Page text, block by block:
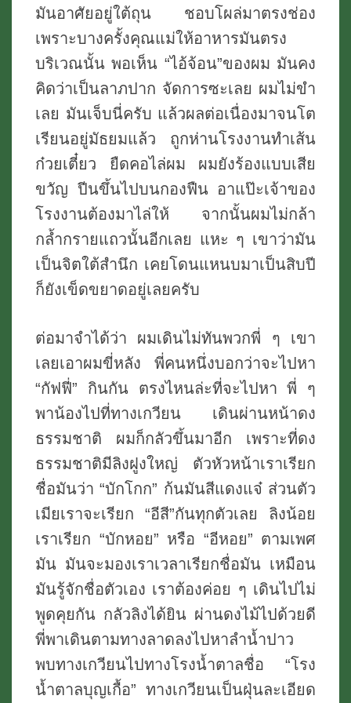
มันอาศัยอยู่ใต้ถุน ชอบโผล่มาตรงช่อง
เพราะบางครั้งคุณแม่ให้อาหารมันตรง
บริเวณนั้น พอเห็น “ไอ้จ้อน”ของผม มันคง
คิดว่าเป็นลาภปาก จัดการซะเลย ผมไม่ขำ
เลย มันเจ็บนี่ครับ แล้วผลต่อเนื่องมาจนโต
เรียนอยู่มัธยมแล้ว ถูกห่านโรงงานทำเส้น
ก๋วยเตี๋ยว ยืดคอไล่ผม ผมยังร้องแบบเสีย
ขวัญ ปีนขึ้นไปบนกองฟืน อาแป๊ะเจ้าของ
โรงงานต้องมาไล่ให้ จากนั้นผมไม่กล้า
กล้ำกรายแถวนั้นอีกเลย แหะ ๆ เขาว่ามัน
เป็นจิตใต้สำนึก เคยโดนแหนบมาเป็นสิบปี
ก็ยังเข็ดขยาดอยู่เลยครับ
ต่อมาจำได้ว่า ผมเดินไม่ทันพวกพี่ ๆ เขา
เลยเอาผมขี่หลัง พี่คนหนึ่งบอกว่าจะไปหา
“กัฟฟี่” กินกัน ตรงไหนล่ะที่จะไปหา พี่ ๆ
พาน้องไปที่ทางเกวียน เดินผ่านหน้าดง
ธรรมชาติ ผมก็กลัวขึ้นมาอีก เพราะที่ดง
ธรรมชาติมีลิงฝูงใหญ่ ตัวหัวหน้าเราเรียก
ชื่อมันว่า “บักโกก” ก้นมันสีแดงแจ๋ ส่วนตัว
เมียเราจะเรียก “อีสี”กันทุกตัวเลย ลิงน้อย
เราเรียก “บักหอย” หรือ “อีหอย” ตามเพศ
มัน มันจะมองเราเวลาเรียกชื่อมัน เหมือน
มันรู้จักชื่อตัวเอง เราต้องค่อย ๆ เดินไปไม่
พูดคุยกัน กลัวลิงได้ยิน ผ่านดงไม้ไปด้วยดี
พี่พาเดินตามทางลาดลงไปหาลำน้ำปาว
พบทางเกวียนไปทางโรงน้ำตาลชื่อ “โรง
น้ำตาลบุญเกื้อ” ทางเกวียนเป็นฝุ่นละเอียด